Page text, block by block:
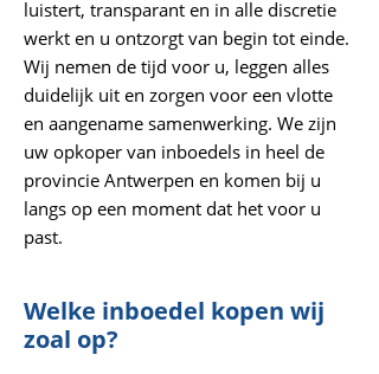
luistert, transparant en in alle discretie
werkt en u ontzorgt van begin tot einde.
Wij nemen de tijd voor u, leggen alles
duidelijk uit en zorgen voor een vlotte
en aangename samenwerking. We zijn
uw opkoper van inboedels in heel de
provincie Antwerpen en komen bij u
langs op een moment dat het voor u
past.
Welke inboedel kopen wij
zoal op?